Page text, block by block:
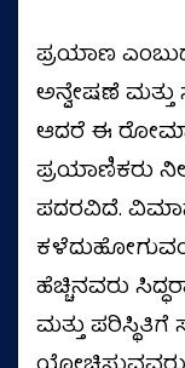
ಪ್ರಯಾಣ
ಅನ್ವೇಷಣೆ ಮತ್ತು
ಆದರೆ ಈ
ಪ್ರಯಾಣಿಕರು
ಪದರವಿದೆ.
ಹೆಚ್ಚಿನವರು
ಮತ್ತು